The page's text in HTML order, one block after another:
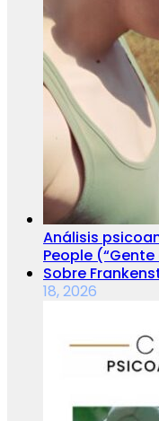
Análisis
People
Sobre
18, 2026